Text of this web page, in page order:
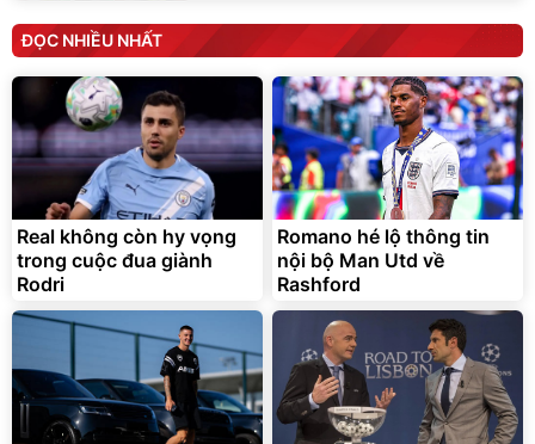
ĐỌC NHIỀU NHẤT
Real không còn hy vọng
trong cuộc đua giành
Rodri
Romano hé lộ thông tin
nội bộ Man Utd về
Rashford